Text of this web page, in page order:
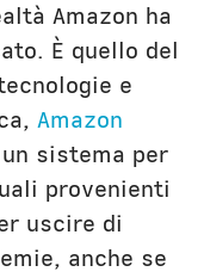
new window)
Amazon ha
È quello del
e
Amazon
sistema per
provenienti
uscire di
anche se